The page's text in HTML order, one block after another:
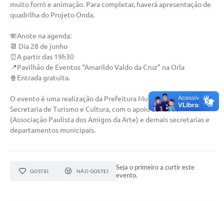
muito forró e animação. Para completar, haverá apresentação de
quadrilha do Projeto Onda.
🪗Anote na agenda:
📆 Dia 28 de junho
⏰A partir das 19h30
📍Pavilhão de Eventos “Amarildo Valdo da Cruz” na Orla
🍿Entrada gratuita.
O evento é uma realização da Prefeitura Municipal, através da
Secretaria de Turismo e Cultura, com o apoio da APAA
(Associação Paulista dos Amigos da Arte) e demais secretarias e
departamentos municipais.
GOSTEI NÃO GOSTEI
Seja o primeiro a curtir este
evento.